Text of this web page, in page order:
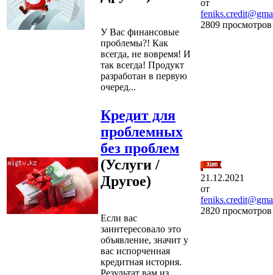
У Вас финансовые
проблемы?! Как
всегда, не вовремя! И
так всегда! Продукт
разработан в первую
очеред...
от
2809 просмотров
Кредит для
проблемных
без проблем
(Услуги /
Другое)
Если вас
заинтересовало это
объявление, значит у
вас испорченная
кредитная история.
Результат вам из...
21.12.2021
от
2820 просмотров